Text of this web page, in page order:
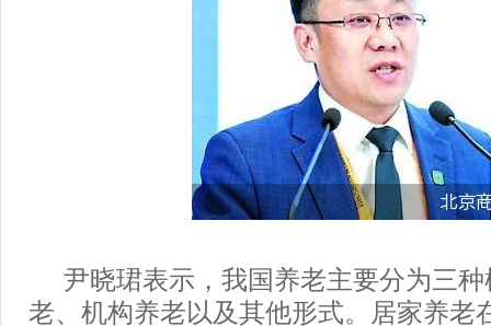
尹晓珺表示，我国养老主要分为三
老、机构养老以及其他形式。居家养老